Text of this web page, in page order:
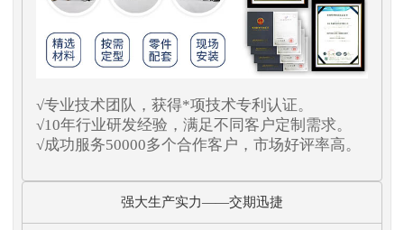
√专业技术团队，获得*项技术专利认证。
√10年行业研发经验，满足不同客户定制需求。
√成功服务50000多个合作客户，市场好评率高。
强大生产实力——交期迅捷